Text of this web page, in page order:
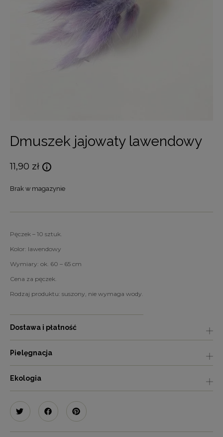
Dmuszek jajowaty lawendowy
11,90 zł
Brak w magazynie
Pęczek – 10 sztuk.
Kolor: lawendowy
Wymiary: ok. 60 – 65 cm
Cena za pęczek.
Rodzaj produktu: suszony, nie wymaga wody.
Dostawa i płatność
Pielęgnacja
Ekologia